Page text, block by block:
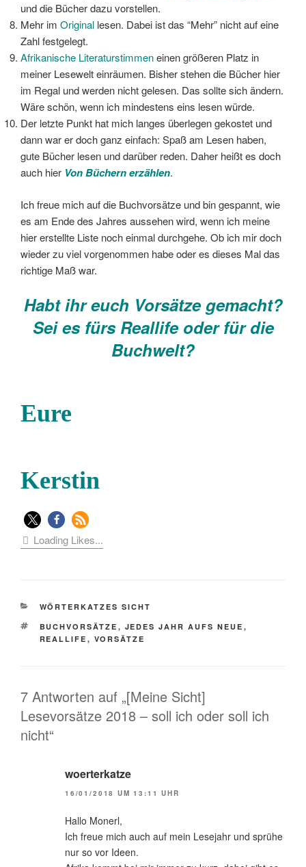
und die Bücher dazu vorstellen.
Mehr im Original lesen. Dabei ist das “Mehr” nicht auf eine
Zahl festgelegt.
Afrikanische Literaturstimmeneinen größeren Platz in
meiner Lesewelt einräumen. Bisher stehen die Bücher hier
im Regal und werden nicht gelesen. Das sollte sich ändern.
Wäre schön, wenn ich mindestens eins lesen würde.
Der letzte Punkt hat mich langes überlegen gekostet und
dann war er doch ganz einfach: Spaß am Lesen haben,
gute Bücher lesen und darüber reden. Daher heißt es doch
auch hier Von Büchern erzählen.
Ich freue mich auf die Buchvorsätze und bin gespannt, wie
es am Ende des Jahres aussehen wird, wenn ich meine
hier erstellte Liste noch einmal durchgehe. Ob ich mir doch
wieder zu viel vorgenommen habe oder es dieses Mal das
richtige Maß war.
Habt ihr euch Vorsätze gemacht?
Sei es fürs Reallife oder für die
Buchwelt?
Eure
Kerstin
Loading Likes...
KATEGORIEN
WÖRTERKATZES SICHT
SCHLAGWÖRTER
BUCHVORSÄTZE , JEDES JAHR AUFS NEUE ,
REALLIFE , VORSÄTZE
7 Antworten auf „[Meine Sicht]
Lesevorsätze 2018 – soll ich oder soll ich
nicht“
woerterkatze
16/01/2018 UM 13:11 UHR
Hallo Monerl,
Ich freue mich auch auf mein Lesejahr und sprühe
nur so vor Ideen.